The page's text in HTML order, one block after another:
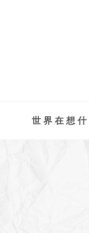
世界在想什